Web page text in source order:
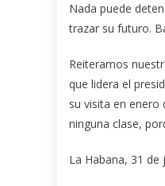
Nada puede
trazar su futuro.
Reiteramos
que lidera el
su visita en enero
ninguna clase,
La Habana, 31 de